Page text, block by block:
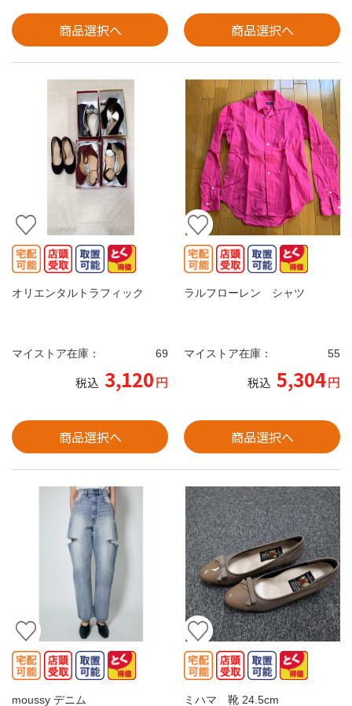
商品選択へ 商品選択へ
オリエンタルトラフィック
マイストア在庫： 69
税込 3,120円
商品選択へ
ラルフローレン シャツ
マイストア在庫： 55
税込 5,304円
商品選択へ
moussy デニム ミハマ 靴 24.5cm